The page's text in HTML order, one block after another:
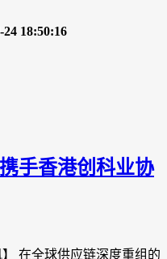
24 18:50:16
手香港创科业协
在全球供应链深度重组的